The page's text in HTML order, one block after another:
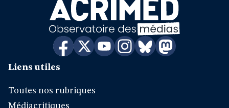
Liens utiles
Toutes nos rubriques
Médiacritiques